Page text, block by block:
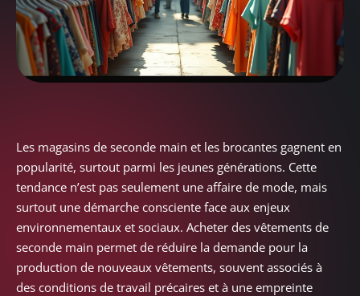
Les magasins de seconde main et les brocantes gagnent en
popularité, surtout parmi les jeunes générations. Cette
tendance n’est pas seulement une affaire de mode, mais
surtout une démarche consciente face aux enjeux
environnementaux et sociaux. Acheter des vêtements de
seconde main permet de réduire la demande pour la
production de nouveaux vêtements, souvent associés à
des conditions de travail précaires et à une empreinte